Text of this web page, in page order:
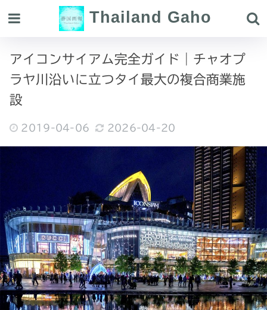
Thailand Gaho
アイコンサイアム完全ガイド｜チャオプ
ラヤ川沿いに立つタイ最大の複合商業施
設
2019-04-06 2026-04-20